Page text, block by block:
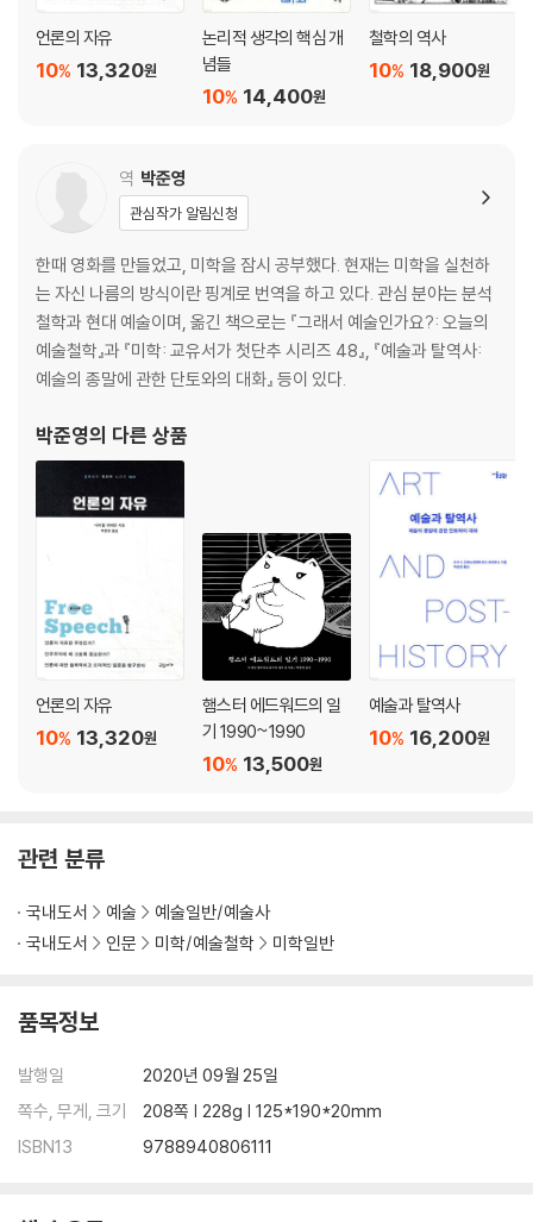
언론의 자유
13,320원
10%
논리적 생각의 핵심 개
념들
14,400원
10%
철학의 역사
18,900원
10%
역 박준영
관심작가 알림신청
한때 영화를 만들었고, 미학을 잠시 공부했다. 현재는 미학을 실천하
는 자신 나름의 방식이란 핑계로 번역을 하고 있다. 관심 분야는 분석
철학과 현대 예술이며, 옮긴 책으로는 『그래서 예술인가요?: 오늘의
예술철학』과 『미학: 교유서가 첫단추 시리즈 48』, 『예술과 탈역사:
예술의 종말에 관한 단토와의 대화』 등이 있다.
박준영의 다른 상품
언론의 자유
13,320원
10%
햄스터 에드워드의 일
기 1990~1990
13,500원
10%
예술과 탈역사
16,200원
10%
관련 분류
국내도서 예술
예술일반/예술사
국내도서
인문 미학/예술철학 미학일반
품목정보
발행일
2020년 09월 25일
쪽수, 무게, 크기
208쪽 | 228g | 125*190*20mm
ISBN13
9788940806111